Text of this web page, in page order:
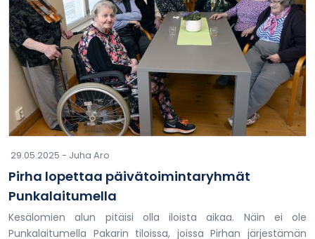
29.05.2025 - Juha Aro
Pirha lopettaa päivätoimintaryhmät
Punkalaitumella
Kesälomien alun pitäisi olla iloista aikaa. Näin ei ole
Punkalaitumella Pakarin tiloissa, joissa Pirhan järjestämän